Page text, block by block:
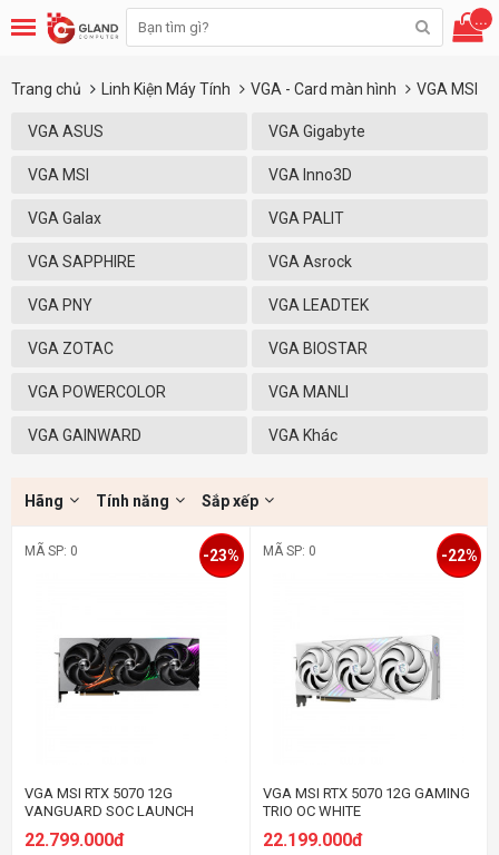
...
Trang chủ Linh Kiện Máy Tính VGA - Card màn hình VGA MSI
VGA ASUS VGA Gigabyte
VGA MSI VGA Inno3D
VGA Galax VGA PALIT
VGA SAPPHIRE VGA Asrock
VGA PNY VGA LEADTEK
VGA ZOTAC VGA BIOSTAR
VGA POWERCOLOR VGA MANLI
VGA GAINWARD VGA Khác
Hãng Tính năng Sắp xếp
MÃ SP: 0
VGA MSI RTX 5070 12G
VANGUARD SOC LAUNCH
22.799.000đ
-23% MÃ SP: 0
VGA MSI RTX 5070 12G GAMING
TRIO OC WHITE
22.199.000đ
-22%